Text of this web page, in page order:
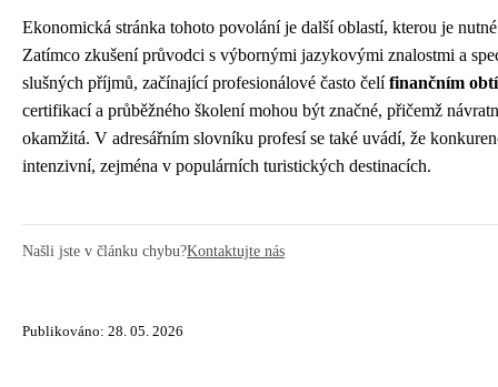
Ekonomická stránka tohoto povolání je další oblastí, kterou je
Zatímco zkušení průvodci s výbornými jazykovými znalostmi a
slušných příjmů, začínající profesionálové často čelífinančním
certifikací a průběžného školení mohou být značné, přičemž
okamžitá. V adresářním slovníku profesí se také uvádí, že
intenzivní, zejména v populárních turistických destinacích.
Našli jste v článku chybu?Kontaktujte nás
Publikováno: 28. 05. 2026